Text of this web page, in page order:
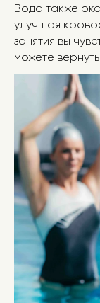
Вода также
улучшая
занятия вы
можете